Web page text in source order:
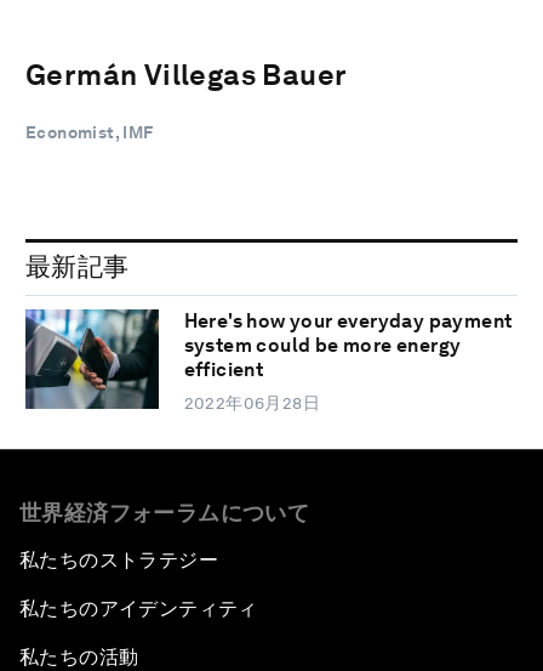
Germán Villegas Bauer
Economist, IMF
最新記事
Here's how your everyday payment
system could be more energy
efficient
2022年06月28日
世界経済フォーラムについて
私たちのストラテジー
私たちのアイデンティティ
私たちの活動